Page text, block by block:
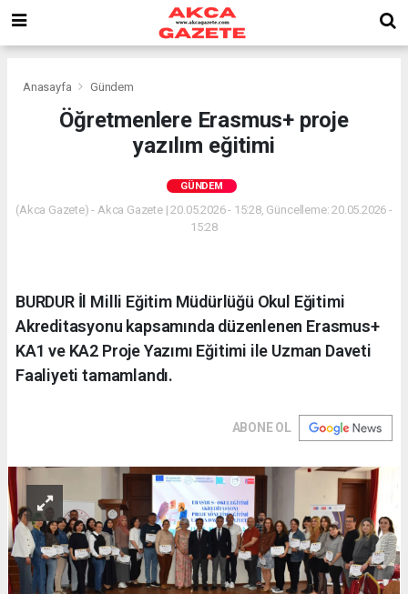
Anasayfa Gündem
Öğretmenlere Erasmus+ proje
yazılım eğitimi
GÜNDEM
(Akca Gazete) - Akca Gazete | 20.05.2026 - 15:28, Güncelleme: 20.05.2026 -
15:28
BURDUR İl Milli Eğitim Müdürlüğü Okul Eğitimi
Akreditasyonu kapsamında düzenlenen Erasmus+
KA1 ve KA2 Proje Yazımı Eğitimi ile Uzman Daveti
Faaliyeti tamamlandı.
ABONE OL